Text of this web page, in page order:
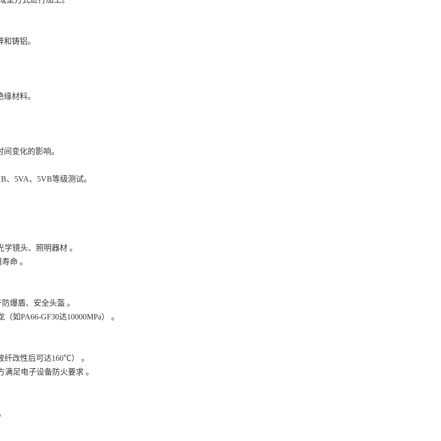
铸铝。
材料。
变化的影响。
、5VA、5VB等级测试。
镜头、照明器材 。
命 。
爆盾、安全头盔 。
如PA66-GF30达10000MPa） 。
改性后可达160℃） 。
足电子设备防火要求 。